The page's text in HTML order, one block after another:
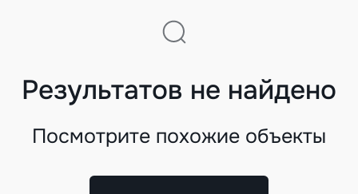
Результатов не найдено
Посмотрите похожие объекты